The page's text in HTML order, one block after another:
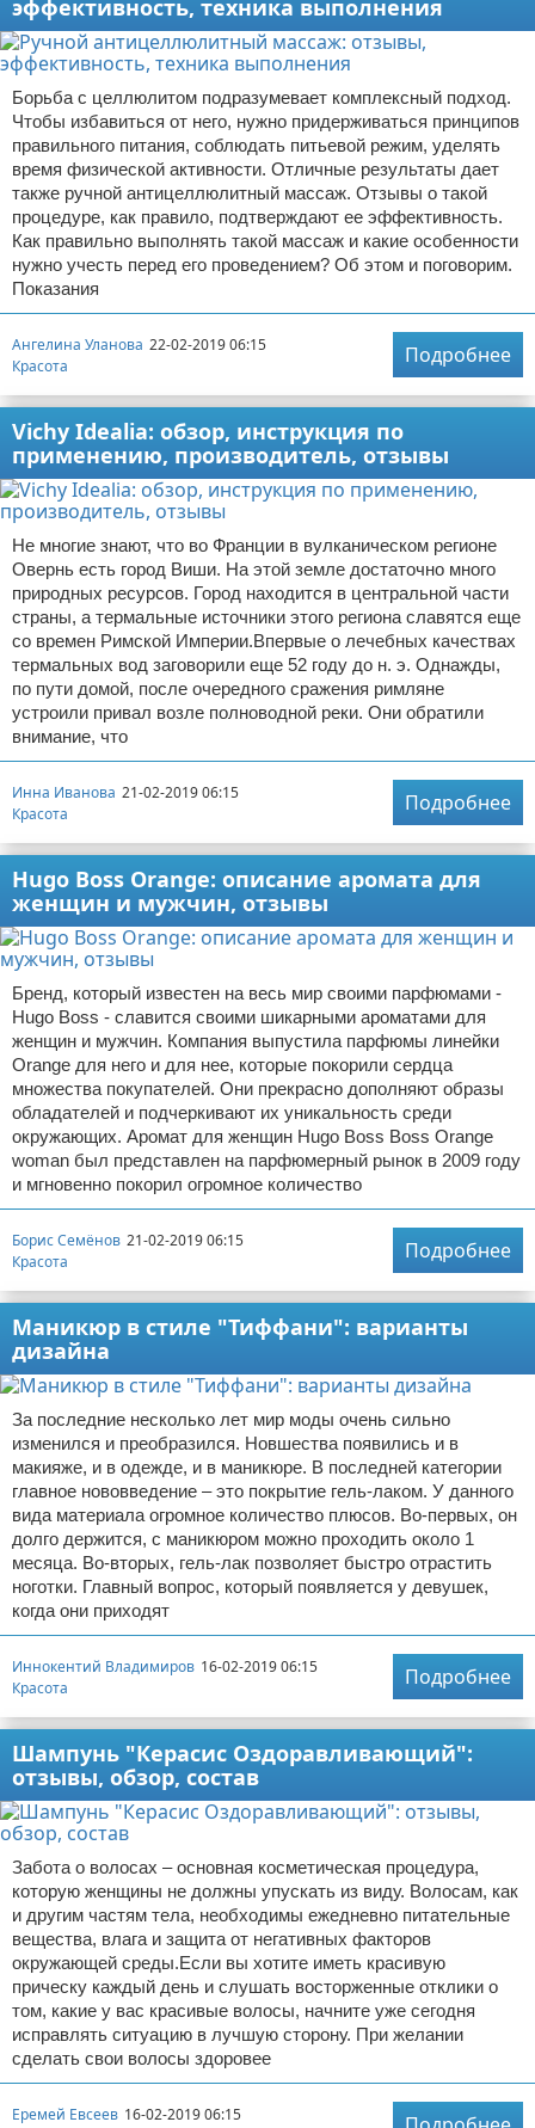
эффективность, техника выполнения
Борьба с целлюлитом подразумевает комплексный подход.
Чтобы избавиться от него, нужно придерживаться принципов
правильного питания, соблюдать питьевой режим, уделять
время физической активности. Отличные результаты дает
также ручной антицеллюлитный массаж. Отзывы о такой
процедуре, как правило, подтверждают ее эффективность.
Как правильно выполнять такой массаж и какие особенности
нужно учесть перед его проведением? Об этом и поговорим.
Показания
Ангелина Уланова 22-02-2019 06:15
Красота
Подробнее
Vichy Idealia: обзор, инструкция по
применению, производитель, отзывы
Не многие знают, что во Франции в вулканическом регионе
Овернь есть город Виши. На этой земле достаточно много
природных ресурсов. Город находится в центральной части
страны, а термальные источники этого региона славятся еще
со времен Римской Империи.Впервые о лечебных качествах
термальных вод заговорили еще 52 году до н. э. Однажды,
по пути домой, после очередного сражения римляне
устроили привал возле полноводной реки. Они обратили
внимание, что
Инна Иванова 21-02-2019 06:15
Красота
Подробнее
Hugo Boss Orange: описание аромата для
женщин и мужчин, отзывы
Бренд, который известен на весь мир своими парфюмами -
Hugo Boss - славится своими шикарными ароматами для
женщин и мужчин. Компания выпустила парфюмы линейки
Orange для него и для нее, которые покорили сердца
множества покупателей. Они прекрасно дополняют образы
обладателей и подчеркивают их уникальность среди
окружающих. Аромат для женщин Hugo Boss Boss Orange
woman был представлен на парфюмерный рынок в 2009 году
и мгновенно покорил огромное количество
Борис Семёнов 21-02-2019 06:15
Красота
Подробнее
Маникюр в стиле "Тиффани": варианты
дизайна
За последние несколько лет мир моды очень сильно
изменился и преобразился. Новшества появились и в
макияже, и в одежде, и в маникюре. В последней категории
главное нововведение – это покрытие гель-лаком. У данного
вида материала огромное количество плюсов. Во-первых, он
долго держится, с маникюром можно проходить около 1
месяца. Во-вторых, гель-лак позволяет быстро отрастить
ноготки. Главный вопрос, который появляется у девушек,
когда они приходят
Иннокентий Владимиров 16-02-2019 06:15
Красота
Подробнее
Шампунь "Керасис Оздоравливающий":
отзывы, обзор, состав
Забота о волосах – основная косметическая процедура,
которую женщины не должны упускать из виду. Волосам, как
и другим частям тела, необходимы ежедневно питательные
вещества, влага и защита от негативных факторов
окружающей среды.Если вы хотите иметь красивую
прическу каждый день и слушать восторженные отклики о
том, какие у вас красивые волосы, начните уже сегодня
исправлять ситуацию в лучшую сторону. При желании
сделать свои волосы здоровее
Еремей Евсеев 16-02-2019 06:15